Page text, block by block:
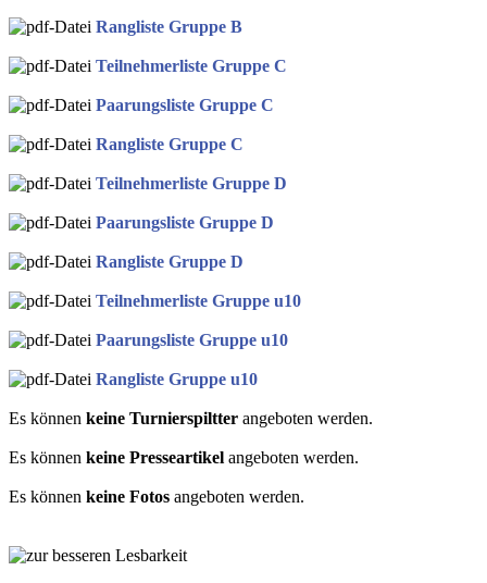
Rangliste Gruppe B
Teilnehmerliste Gruppe C
Paarungsliste Gruppe C
Rangliste Gruppe C
Teilnehmerliste Gruppe D
Paarungsliste Gruppe D
Rangliste Gruppe D
Teilnehmerliste Gruppe u10
Paarungsliste Gruppe u10
Rangliste Gruppe u10
Es können keine Turnierspiltter angeboten werden.
Es können keine Presseartikel angeboten werden.
Es können keine Fotos angeboten werden.